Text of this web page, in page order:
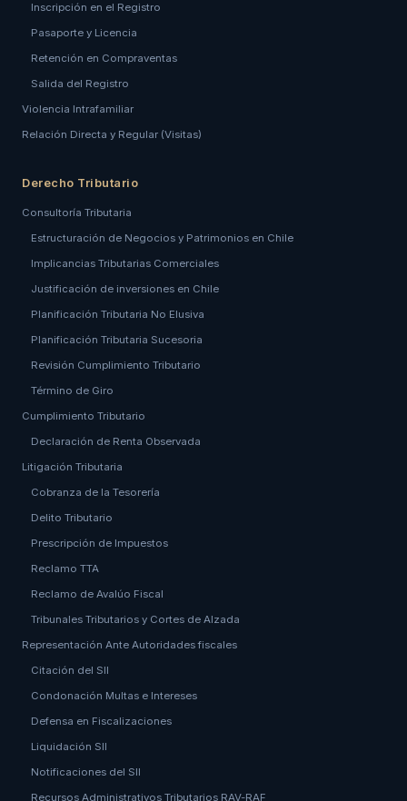
Inscripción en el Registro
Pasaporte y Licencia
Retención en Compraventas
Salida del Registro
Violencia Intrafamiliar
Relación Directa y Regular (Visitas)
Derecho Tributario
Consultoría Tributaria
Estructuración de Negocios y Patrimonios en Chile
Implicancias Tributarias Comerciales
Justificación de inversiones en Chile
Planificación Tributaria No Elusiva
Planificación Tributaria Sucesoria
Revisión Cumplimiento Tributario
Término de Giro
Cumplimiento Tributario
Declaración de Renta Observada
Litigación Tributaria
Cobranza de la Tesorería
Delito Tributario
Prescripción de Impuestos
Reclamo TTA
Reclamo de Avalúo Fiscal
Tribunales Tributarios y Cortes de Alzada
Representación Ante Autoridades fiscales
Citación del SII
Condonación Multas e Intereses
Defensa en Fiscalizaciones
Liquidación SII
Notificaciones del SII
Recursos Administrativos Tributarios RAV-RAF